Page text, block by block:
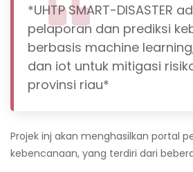
*UHTP SMART-DISASTER
pelaporan dan prediksi
berbasis machine
dan iot untuk mitigasi
provinsi riau*
Projek inj akan menghasilkan portal
kebencanaan, yang terdiri dari